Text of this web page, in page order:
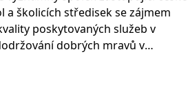
a školicích středisek se zájmem
poskytovaných služeb v
dobrých mravů v
autoškolami a dbát na ochranu